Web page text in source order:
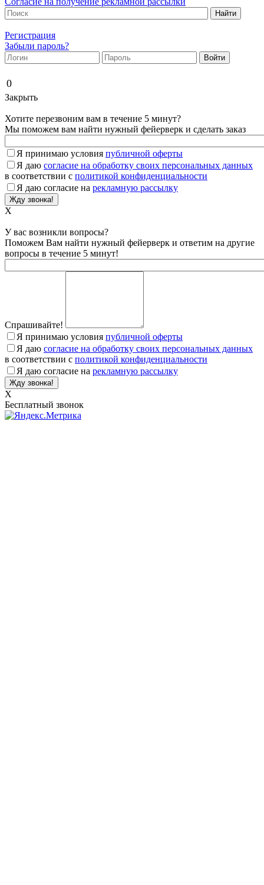
Регистрация
Забыли пароль?
0
Закрыть
Хотите перезвоним вам в течение 5 минут?
Мы поможем вам найти нужный фейерверк и сделать заказ
Я принимаю условия публичной оферты
Я даю согласие на обработку своих персональных данных
в соответствии с политикой конфиденциальности
Я даю согласие на рекламную рассылку
X
У вас возникли вопросы?
Поможем Вам найти нужный фейерверк и ответим на другие
вопросы в течение 5 минут!
Спрашивайте!
Я принимаю условия публичной оферты
Я даю согласие на обработку своих персональных данных
в соответствии с политикой конфиденциальности
Я даю согласие на рекламную рассылку
X
Бесплатный звонок